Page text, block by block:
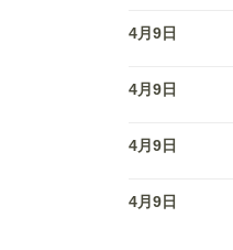
4月9日
4月9日
4月9日
4月9日